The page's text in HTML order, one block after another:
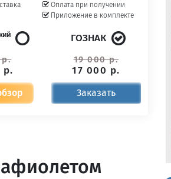
Оплата при получении
Приложение в комплекте
р.
р.
ГОЗНАК
19 000 р.
17 000 р.
Заказать